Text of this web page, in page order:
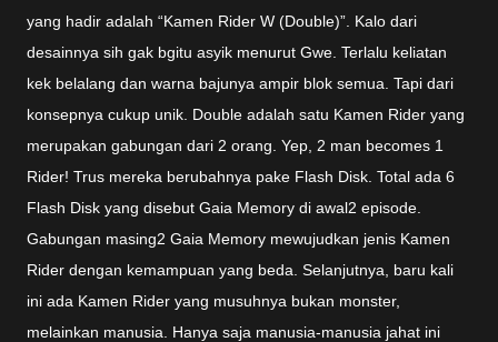
yang hadir adalah “Kamen Rider W (Double)”. Kalo dari
desainnya sih gak bgitu asyik menurut Gwe. Terlalu keliatan
kek belalang dan warna bajunya ampir blok semua. Tapi dari
konsepnya cukup unik. Double adalah satu Kamen Rider yang
merupakan gabungan dari 2 orang. Yep, 2 man becomes 1
Rider! Trus mereka berubahnya pake Flash Disk. Total ada 6
Flash Disk yang disebut Gaia Memory di awal2 episode.
Gabungan masing2 Gaia Memory mewujudkan jenis Kamen
Rider dengan kemampuan yang beda. Selanjutnya, baru kali
ini ada Kamen Rider yang musuhnya bukan monster,
melainkan manusia. Hanya saja manusia-manusia jahat ini